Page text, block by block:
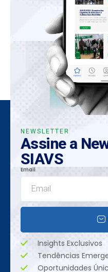
NEWSLETTER
Assine a
SIAVS
Email
Insights Exclusivos
Tendências
Oportunidades